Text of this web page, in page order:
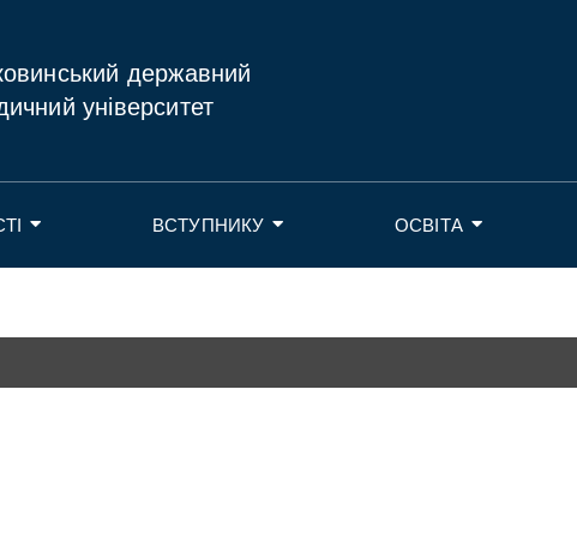
державний
університет
ВСТУПНИКУ ОСВІТА